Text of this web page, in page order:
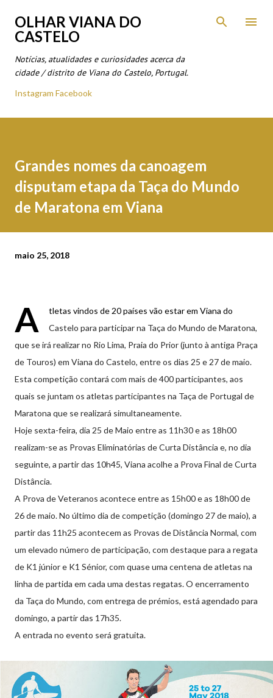
Avançar para o conteúdo principal
OLHAR VIANA DO
CASTELO
Notícias, atualidades e curiosidades acerca da
cidade / distrito de Viana do Castelo, Portugal.
Instagram Facebook
Grandes nomes da canoagem
disputam etapa da Taça do Mundo
de Maratona em Viana
maio 25, 2018
A
tletas vindos de 20 países vão estar em Viana do
Castelo para participar na Taça do Mundo de Maratona,
que se irá realizar no Rio Lima, Praia do Prior (junto à antiga Praça
de Touros) em Viana do Castelo, entre os dias 25 e 27 de maio.
Esta competição contará com mais de 400 participantes, aos
quais se juntam os atletas participantes na Taça de Portugal de
Maratona que se realizará simultaneamente.
Hoje sexta-feira, dia 25 de Maio entre as 11h30 e as 18h00
realizam-se as Provas Eliminatórias de Curta Distância e, no dia
seguinte, a partir das 10h45, Viana acolhe a Prova Final de Curta
Distância.
A Prova de Veteranos acontece entre as 15h00 e as 18h00 de
26 de maio. No último dia de competição (domingo 27 de maio), a
partir das 11h25 acontecem as Provas de Distância Normal, com
um elevado número de participação, com destaque para a regata
de K1 júnior e K1 Sénior, com quase uma centena de atletas na
linha de partida em cada uma destas regatas. O encerramento
da Taça do Mundo, com entrega de prémios, está agendado para
domingo, a partir das 17h35.
A entrada no evento será gratuita.